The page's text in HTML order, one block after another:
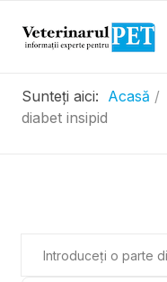
Sunteți aici: Acasă
diabet insipid